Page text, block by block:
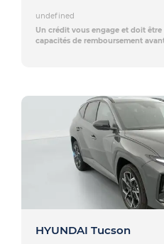
undefined
Un crédit vous engage et doit être
capacités de remboursement
HYUNDAI Tucson